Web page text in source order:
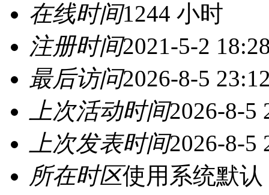
在线时间1244 小时
注册时间2021-5-2
最后访问2026-8-5
上次活动时间2026-8-5
上次发表时间2026-8-5
所在时区使用系统默认